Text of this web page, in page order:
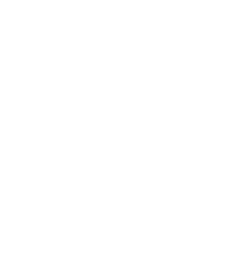
الطبيعي من
أن الغرب
الأقطاب
لردع إلى